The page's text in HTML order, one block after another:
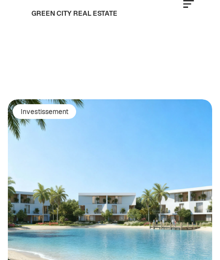
GREEN CITY REAL ESTATE
Investissement